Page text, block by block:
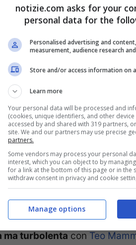
che si potesse infrangere
sua
profonda volontà di
Verissimo sulla
turbolenta”
Thais Wiggers
, ex
Thais ha aperto il
le sfide
ma turbolenta con Teo
notizie.com asks for your
personal data for the
Personalised advertising and
measurement, audience research
Store and/or access information on
Learn more
Your personal data will be processed and
(cookies, unique identifiers, and other
accessed by and shared with 319 partners,
site. We and our partners may use precise
partners.
Some vendors may process your personal
interest, which you can object to by
for a link at the bottom of this page or in the
withdraw consent in privacy and cookie
Manage options